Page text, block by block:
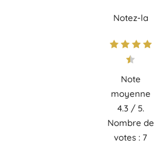
Notez-la
Note
moyenne
4.3/ 5.
Nombre de
votes : 7